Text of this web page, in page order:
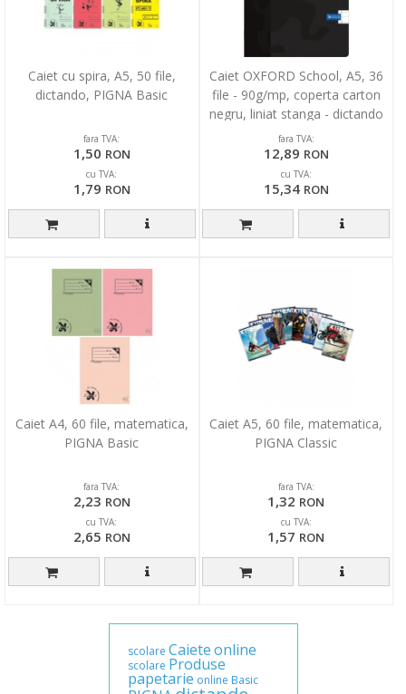
Caiet cu spira, A5, 50 file,
dictando, PIGNA Basic
fara TVA:
1,50 RON
cu TVA:
1,79 RON
Caiet OXFORD School, A5, 36
file - 90g/mp, coperta carton
negru, liniat stanga - dictando
fara TVA:
12,89 RON
cu TVA:
15,34 RON
Caiet A4, 60 file, matematica,
PIGNA Basic
fara TVA:
2,23 RON
cu TVA:
2,65 RON
Caiet A5, 60 file, matematica,
PIGNA Classic
fara TVA:
1,32 RON
cu TVA:
1,57 RON
scolare Caieteonline
scolare Produse
papetarie online Basic